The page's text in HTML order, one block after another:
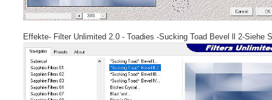
Effekte- Filter Unlimited 2.0 - Toadies -Sucking Toad Bevel ll 2-Siehe